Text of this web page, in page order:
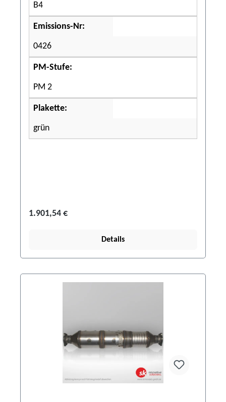
B4
Emissions-Nr:
0426
PM-Stufe:
PM 2
Plakette:
grün
1.901,54 €
Details